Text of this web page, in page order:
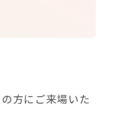
方にご来場いた